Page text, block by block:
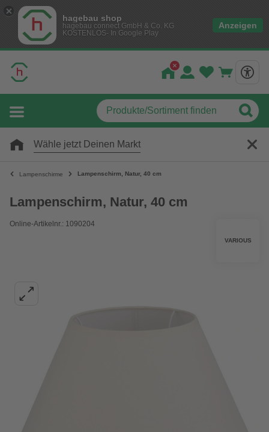
hagebau shop
hagebau connect GmbH & Co. KG
KOSTENLOS- In Google Play
Anzeigen
Wähle jetzt Deinen Markt
Lampenschirme Lampenschirm, Natur, 40 cm
Lampenschirm, Natur, 40 cm
Online-Artikelnr.: 1090204
VARIOUS